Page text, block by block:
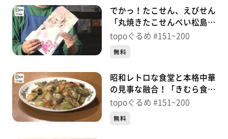
でかっ！たこせん、えびせん
「丸焼きたこせんべい松島東
北本店」（松島町松島町内）
topoぐるめ #151~200
無料
昭和レトロな食堂と本格中華
の見事な融合！「きむら食
堂」（松島町高城町）＃
topoぐるめ #151~200
無料